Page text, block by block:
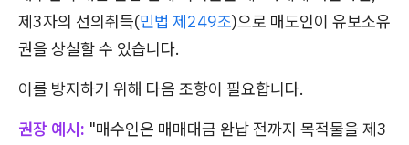
제3자의 선의취득(민법 제249조)으로 매도인이 유보소유
권을 상실할 수 있습니다.
이를 방지하기 위해 다음 조항이 필요합니다.
권장 예시: "매수인은 매매대금 완납 전까지 목적물을 제3